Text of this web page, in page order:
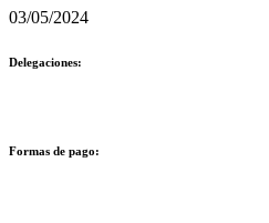
03/05/2024
Delegaciones:
Formas de pago: